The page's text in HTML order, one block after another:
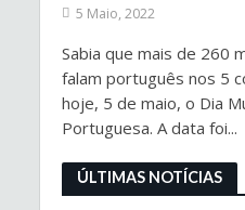
5 Maio, 2022
Sabia que mais de 260
falam português nos 5
hoje, 5 de maio, o Dia
Portuguesa. A data foi...
ÚLTIMAS NOTÍCIAS